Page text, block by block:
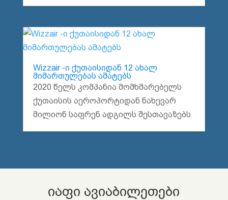
Wizzair -ი ქუთაისიდან 12 ახალ
მიმართულებას ამატებს
2020 წელს კომპანია მომხმარებელს
ქუთაისის აეროპორტიდან ნახევარ
მილიონ საფრენ ადგილს შესთავაზებს
იაფი ავიაბილეთები